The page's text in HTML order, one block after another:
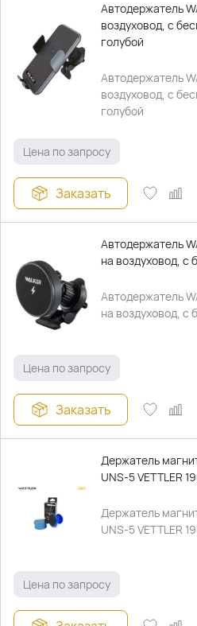
Автодержатель
воздуховод, с
голубой
Автодержатель
воздуховод, с
голубой
Цена по запросу
Заказать
Автодержатель
на воздуховод, с
Автодержатель
на воздуховод, с
Цена по запросу
Заказать
Держатель
UNS-5 VETTLER
Держатель
UNS-5 VETTLER
Цена по запросу